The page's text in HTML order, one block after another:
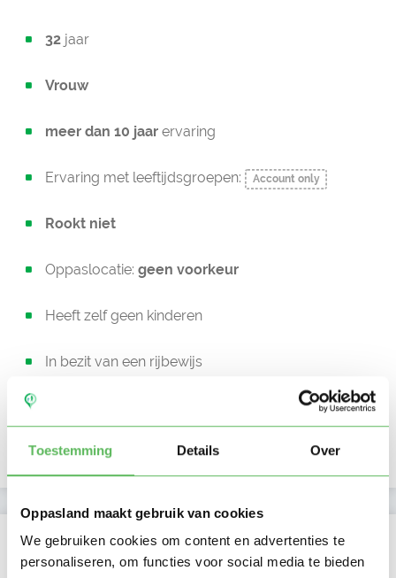
Toestemming Details Over
Oppasland maakt gebruik van cookies
We gebruiken cookies om content en advertenties te
personaliseren, om functies voor social media te bieden
32 jaar
Vrouw
meer dan 10 jaar ervaring
Ervaring met leeftijdsgroepen: Account only
Rookt niet
Oppaslocatie: geen voorkeur
Heeft zelf geen kinderen
In bezit van een rijbewijs
Uurtarief: Account only
Kan oppassen op